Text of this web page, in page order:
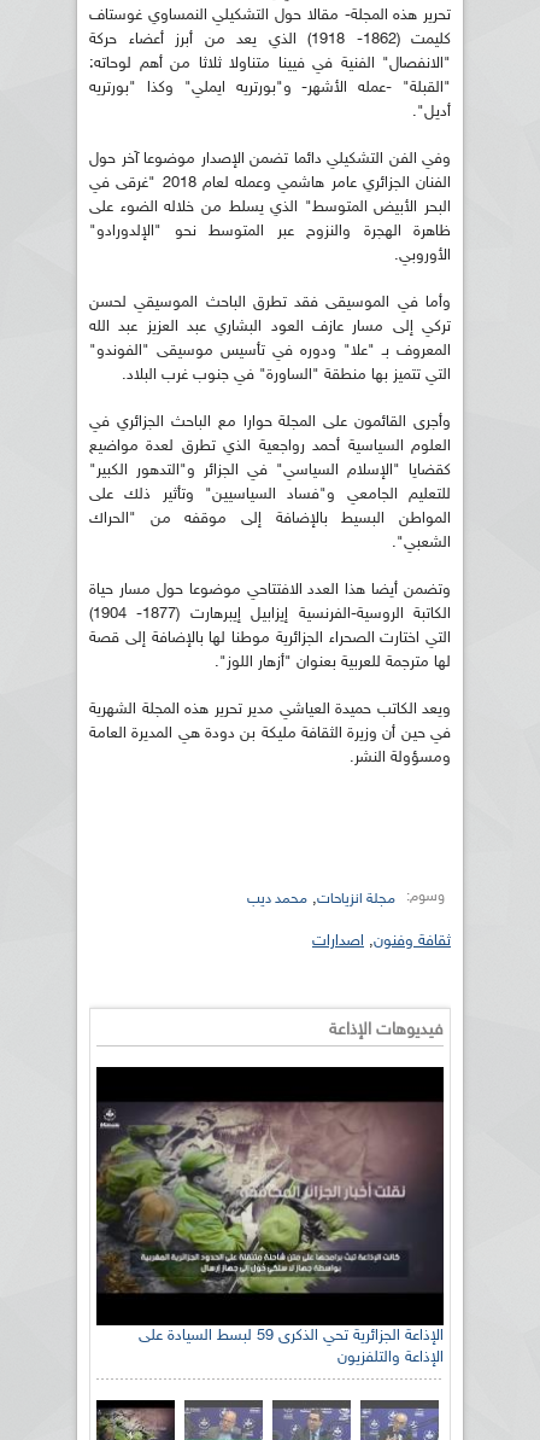
تحرير هذه المجلة- مقالا حول التشكيلي النمساوي غوستاف
كليمت (1862- 1918) الذي يعد من أبرز أعضاء حركة
"الانفصال" الفنية في فيينا متناولا ثلاثا من أهم لوحاته:
"القبلة" -عمله الأشهر- و"بورتريه ايملي" وكذا "بورتريه
أديل".
وفي الفن التشكيلي دائما تضمن الإصدار موضوعا آخر حول
الفنان الجزائري عامر هاشمي وعمله لعام 2018 "غرقى في
البحر الأبيض المتوسط" الذي يسلط من خلاله الضوء على
ظاهرة الهجرة والنزوح عبر المتوسط نحو "الإلدورادو"
الأوروبي.
وأما في الموسيقى فقد تطرق الباحث الموسيقي لحسن
تركي إلى مسار عازف العود البشاري عبد العزيز عبد الله
المعروف بـ "علا" ودوره في تأسيس موسيقى "الفوندو"
التي تتميز بها منطقة "الساورة" في جنوب غرب البلاد.
وأجرى القائمون على المجلة حوارا مع الباحث الجزائري في
العلوم السياسية أحمد رواجعية الذي تطرق لعدة مواضيع
كقضايا "الإسلام السياسي" في الجزائر و"التدهور الكبير"
للتعليم الجامعي و"فساد السياسيين" وتأثير ذلك على
المواطن البسيط بالإضافة إلى موقفه من "الحراك
الشعبي".
وتضمن أيضا هذا العدد الافتتاحي موضوعا حول مسار حياة
الكاتبة الروسية-الفرنسية إيزابيل إيبرهارت (1877- 1904)
التي اختارت الصحراء الجزائرية موطنا لها بالإضافة إلى قصة
لها مترجمة للعربية بعنوان "أزهار اللوز".
ويعد الكاتب حميدة العياشي مدير تحرير هذه المجلة الشهرية
في حين أن وزيرة الثقافة مليكة بن دودة هي المديرة العامة
ومسؤولة النشر.
وسوم: مجلة انزياحات, محمد ديب
ثقافة وفنون, اصدارات
فيديوهات الإذاعة
الإذاعة الجزائرية تحي الذكرى 59 لبسط السيادة على
الإذاعة والتلفزيون